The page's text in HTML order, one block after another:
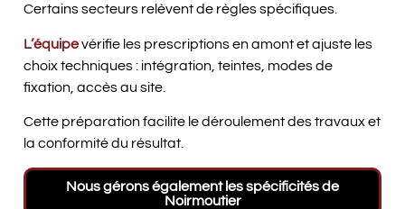
Certains secteurs relèvent de règles spécifiques.
L’équipevérifie les prescriptions en amont et ajuste les
choix techniques : intégration, teintes, modes de
fixation, accès au site.
Cette préparation facilite le déroulement des travaux et
la conformité du résultat.
Nous gérons également les spécificités de
Noirmoutier